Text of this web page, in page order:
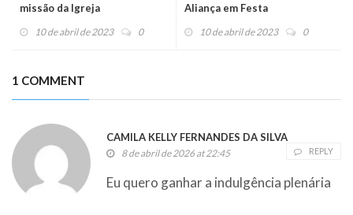
missão da Igreja
10 de abril de 2023 0
Aliança em Festa
10 de abril de 2023 0
1 COMMENT
CAMILA KELLY FERNANDES DA SILVA
REPLY
8 de abril de 2026 at 22:45
Eu quero ganhar a indulgência plenária